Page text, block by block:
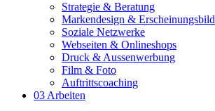
Strategie & Beratung
Markendesign & Erscheinungsbild
Soziale Netzwerke
Webseiten & Onlineshops
Druck & Aussenwerbung
Film & Foto
Auftritts­coaching
03 Arbeiten